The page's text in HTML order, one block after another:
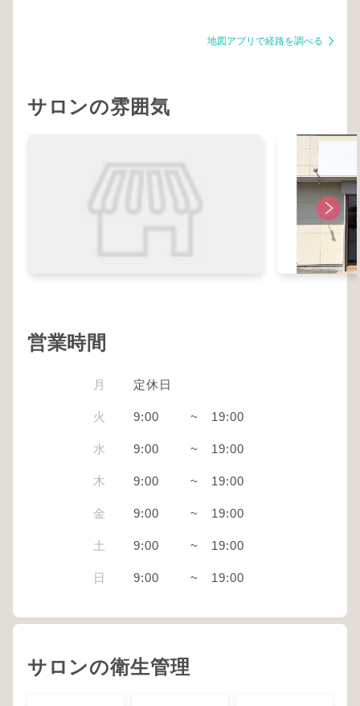
地図アプリで経路を調べる
サロンの雰囲気
営業時間
月 定休日
火 9:00 ~ 19:00
水 9:00 ~ 19:00
木 9:00 ~ 19:00
金 9:00 ~ 19:00
土 9:00 ~ 19:00
日 9:00 ~ 19:00
サロンの衛生管理